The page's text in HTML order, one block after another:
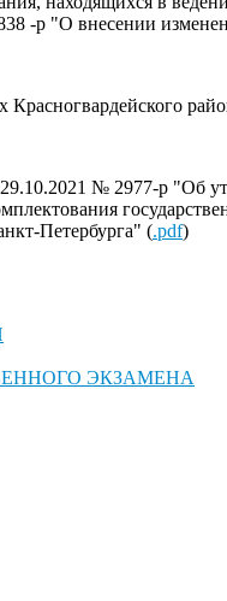
-р "О внесении
№ 2977-р "Об
Петербурга" (.pdf)